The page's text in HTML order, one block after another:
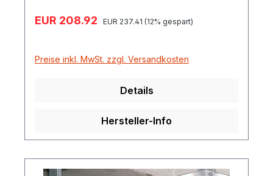
Verkaufspreis:
EUR 208.92 Regulärer Preis:
EUR 237.41 (12% gespart)
Preise inkl. MwSt. zzgl. Versandkosten
Details
Hersteller-Info